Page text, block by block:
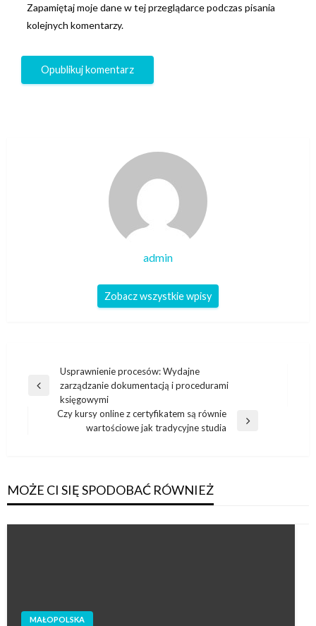
Zapamiętaj moje dane w tej przeglądarce podczas pisania
kolejnych komentarzy.
admin
Zobacz wszystkie wpisy
Nawigacja
wpisu
Poprzedni
Usprawnienie procesów: Wydajne
zarządzanie dokumentacją i procedurami
księgowymi
Czy kursy online z certyfikatem są równie
wartościowe jak tradycyjne studia
MOŻE CI SIĘ SPODOBAĆ RÓWNIEŻ
MAŁOPOLSKA